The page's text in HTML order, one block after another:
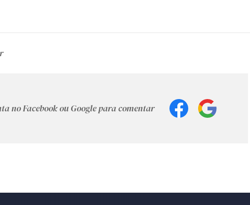
no Facebook ou Google para comentar